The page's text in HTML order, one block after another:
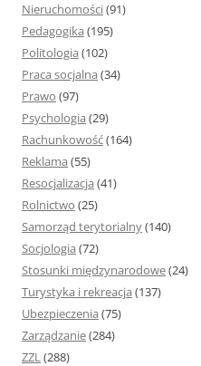
Nieruchomości(91)
Pedagogika (195)
Politologia (102)
Praca socjalna (34)
Prawo (97)
Psychologia (29)
Rachunkowość(164)
Reklama (55)
Resocjalizacja (41)
Rolnictwo (25)
Samorząd terytorialny(140)
Socjologia (72)
Stosunki międzynarodowe(24)
Turystyka i rekreacja (137)
Ubezpieczenia (75)
Zarządzanie(284)
ZZL(288)